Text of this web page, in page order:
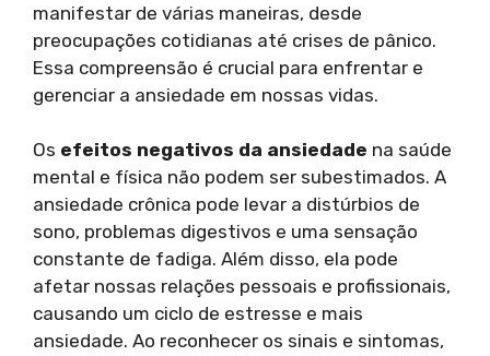
manifestar de várias maneiras, desde
preocupações cotidianas até crises de pânico.
Essa compreensão é crucial para enfrentar e
gerenciar a ansiedade em nossas vidas.
Os efeitos negativos da ansiedade na saúde
mental e física não podem ser subestimados. A
ansiedade crônica pode levar a distúrbios de
sono, problemas digestivos e uma sensação
constante de fadiga. Além disso, ela pode
afetar nossas relações pessoais e profissionais,
causando um ciclo de estresse e mais
ansiedade. Ao reconhecer os sinais e sintomas,